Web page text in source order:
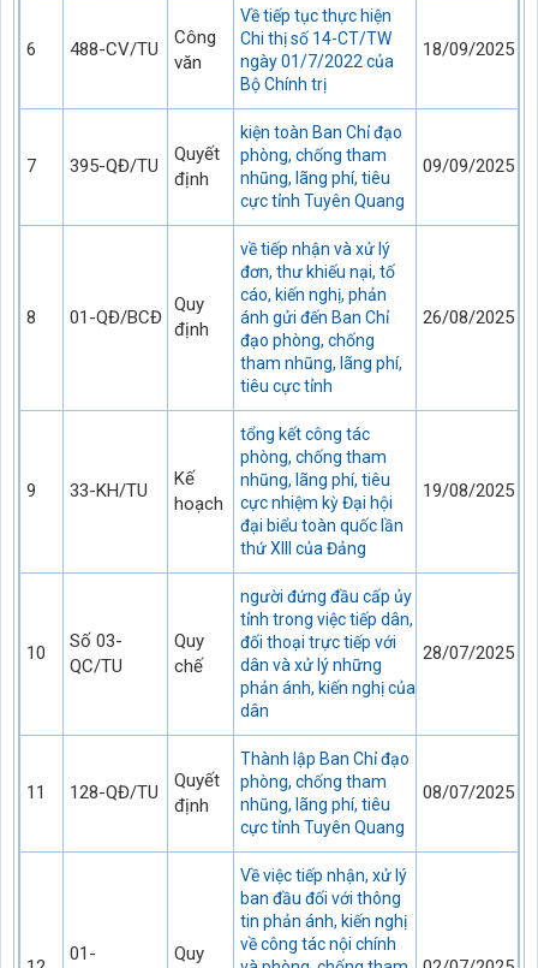
6 488-CV/TU
Công
văn
Về tiếp tục thực hiện
Chi thị số 14-CT/TW
ngày 01/7/2022 của
Bộ Chính trị
18/09/2025
7 395-QĐ/TU
Quyết
định
kiện toàn Ban Chỉ đạo
phòng, chống tham
nhũng, lãng phí, tiêu
cực tỉnh Tuyên Quang
09/09/2025
8 01-QĐ/BCĐ
Quy
định
về tiếp nhận và xử lý
đơn, thư khiếu nại, tố
cáo, kiến nghị, phản
ánh gửi đến Ban Chỉ
đạo phòng, chống
tham nhũng, lãng phí,
tiêu cực tỉnh
26/08/2025
9 33-KH/TU
Kế
hoạch
tổng kết công tác
phòng, chống tham
nhũng, lãng phí, tiêu
cực nhiệm kỳ Đại hội
đại biểu toàn quốc lần
thứ XIII của Đảng
19/08/2025
10
Số 03-
QC/TU
Quy
chế
người đứng đầu cấp ủy
tỉnh trong việc tiếp dân,
đối thoại trực tiếp với
dân và xử lý những
phản ánh, kiến nghị của
dân
28/07/2025
11 128-QĐ/TU
Quyết
định
Thành lập Ban Chỉ đạo
phòng, chống tham
nhũng, lãng phí, tiêu
cực tỉnh Tuyên Quang
08/07/2025
01-
Quy
Về việc tiếp nhận, xử lý
ban đầu đối với thông
tin phản ánh, kiến nghị
về công tác nội chính